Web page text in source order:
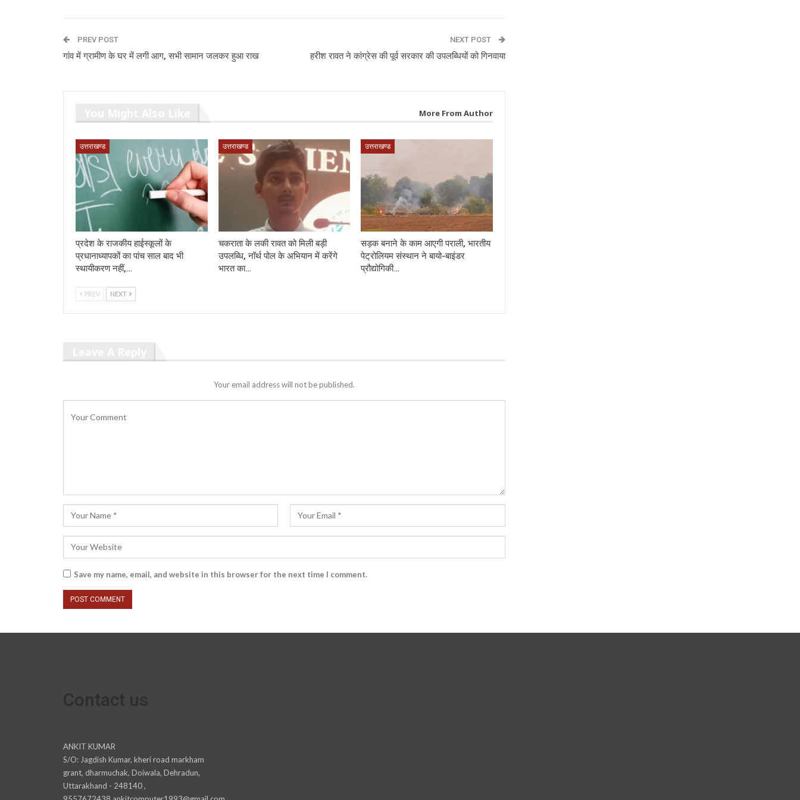
PREV POST
गांव में ग्रामीण के घर में लगी आग, सभी सामान जलकर हुआ राख
NEXT POST
हरीश रावत ने कांग्रेस की पूर्व सरकार की उपलब्धियों को गिनवाया
More From Author
उत्तराखण्ड
प्रदेश के राजकीय हाईस्कूलों के
प्रधानाध्यापकों का पांच साल बाद भी
स्थायीकरण नहीं,…
उत्तराखण्ड
चकराता के लकी रावत को मिली बड़ी
उपलब्धि, नॉर्थ पोल के अभियान में करेंगे
भारत का…
उत्तराखण्ड
सड़क बनाने के काम आएगी पराली, भारतीय
पेट्रोलियम संस्थान ने बायो-बाइंडर
प्रौद्योगिकी…
PREV NEXT
Your email address will not be published.
Save my name, email, and website in this browser for the next time I comment.
ANKIT KUMAR
S/O: Jagdish Kumar, kheri road markham
grant, dharmuchak, Doiwala, Dehradun,
Uttarakhand - 248140 ,